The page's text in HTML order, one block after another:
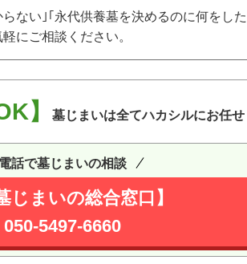
ない｣｢永代供養墓を決めるのに何をした
にご相談ください。
】 墓じまいは全てハカシルにお任せ
話で墓じまいの相談
じまいの総合窓口】
050-5497-6660